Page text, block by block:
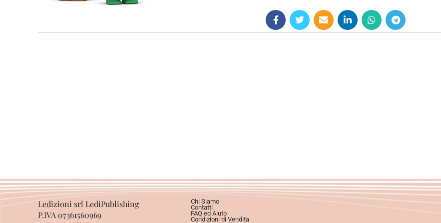
Ledizioni srl LediPublishing
P.IVA 07361560969
Chi Siamo
Contatti
FAQ ed Aiuto
Condizioni di Vendita